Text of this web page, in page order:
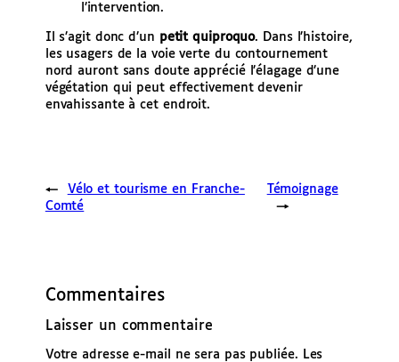
l’intervention.
Il s’agit donc d’un petit quiproquo. Dans l’histoire,
les usagers de la voie verte du contournement
nord auront sans doute apprécié l’élagage d’une
végétation qui peut effectivement devenir
envahissante à cet endroit.
←
Vélo et tourisme en Franche-
Comté
Témoignage
→
Commentaires
Laisser un commentaire
Votre adresse e-mail ne sera pas publiée.
Les